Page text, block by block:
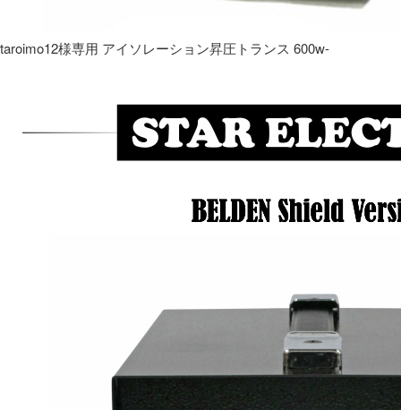
taroimo12様専用 アイソレーション昇圧トランス 600w-